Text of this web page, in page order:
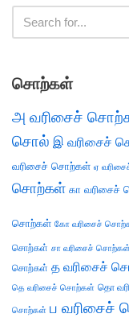
சொற்கள்
அ வரிசைச்
சொல் இ வரிசைச்
வரிசைச் சொற்கள் ஏ
சொற்கள் கா வரிசைச்
சொற்கள் கோ வரிசைச்
சொற்கள் சா வரிசைச் சொற்கள்
சொற்கள் த வரிசைச்
தெ வரிசைச் சொற்கள் தொ
சொற்கள் ப வரிசைச்